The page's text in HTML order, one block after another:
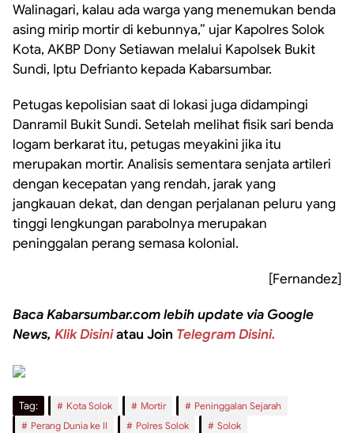
Walinagari, kalau ada warga yang menemukan benda
asing mirip mortir di kebunnya,” ujar Kapolres Solok
Kota, AKBP Dony Setiawan melalui Kapolsek Bukit
Sundi, Iptu Defrianto kepada Kabarsumbar.
Petugas kepolisian saat di lokasi juga didampingi
Danramil Bukit Sundi. Setelah melihat fisik sari benda
logam berkarat itu, petugas meyakini jika itu
merupakan mortir. Analisis sementara senjata artileri
dengan kecepatan yang rendah, jarak yang
jangkauan dekat, dan dengan perjalanan peluru yang
tinggi lengkungan parabolnya merupakan
peninggalan perang semasa kolonial.
[Fernandez]
Baca Kabarsumbar.com lebih update via Google
News, Klik Disiniatau Join Telegram Disini.
Tag: Kota Solok Mortir
Peninggalan Sejarah
Perang Dunia ke II
Polres Solok
Solok